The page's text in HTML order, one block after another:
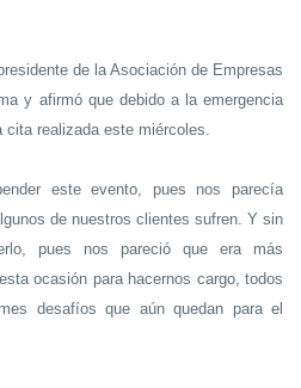
de la Asociación de Empresas
y afirmó que debido a la emergencia
cita realizada este miércoles.
este evento, pues nos parecía
de nuestros clientes sufren. Y sin
pues nos pareció que era más
ocasión para hacernos cargo, todos
desafíos que aún quedan para el